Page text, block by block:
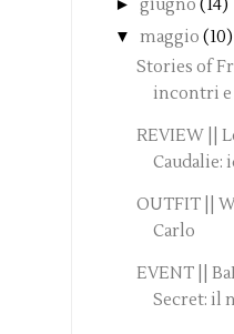
► giugno (14)
▼ maggio (10)
Stories of
incontri e
REVIEW ||
Caudalie:
OUTFIT ||
Carlo
EVENT ||
Secret: il